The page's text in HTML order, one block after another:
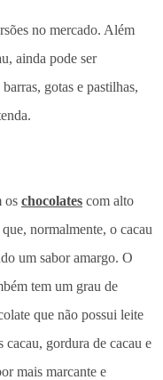
no mercado. Além
ainda pode ser
gotas e pastilhas,
os chocolates com alto
normalmente, o cacau
um sabor amargo. O
tem um grau de
que não possui leite
cacau, gordura de cacau e
mais marcante e